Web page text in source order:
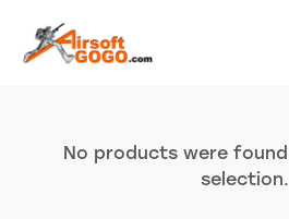
No products were
selection.